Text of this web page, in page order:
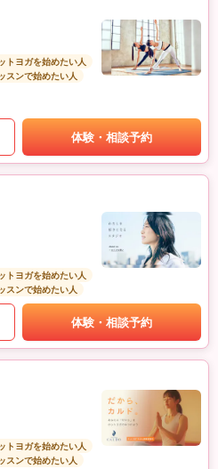
トヨガを始めたい人
スンで始めたい人
体験・相談予約
トヨガを始めたい人
スンで始めたい人
体験・相談予約
トヨガを始めたい人
スンで始めたい人